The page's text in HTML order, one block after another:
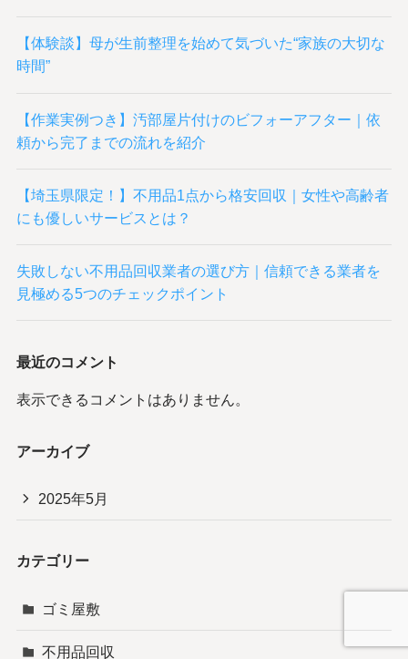
【体験談】母が生前整理を始めて気づいた“家族の大切な
時間”
【作業実例つき】汚部屋片付けのビフォーアフター｜依
頼から完了までの流れを紹介
【埼玉県限定！】不用品1点から格安回収｜女性や高齢者
にも優しいサービスとは？
失敗しない不用品回収業者の選び方｜信頼できる業者を
見極める5つのチェックポイント
最近のコメント
表示できるコメントはありません。
アーカイブ
2025年5月
カテゴリー
ゴミ屋敷
不用品回収